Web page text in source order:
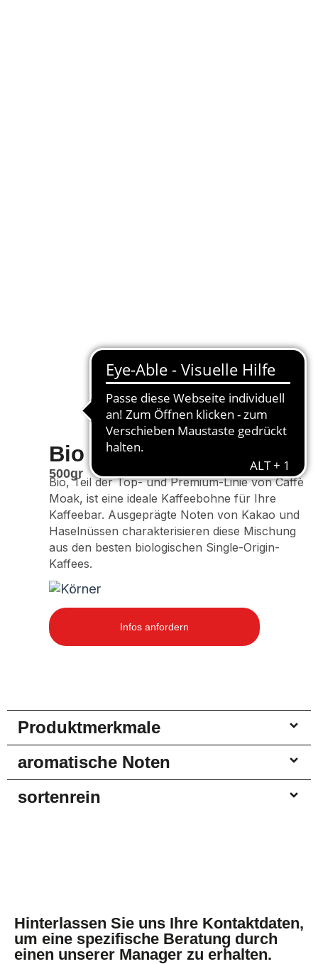
Bio Horeca Linie
500gr
Bio, Teil der Top- und Premium-Linie von Caffè
Moak, ist eine ideale Kaffeebohne für Ihre
Kaffeebar. Ausgeprägte Noten von Kakao und
Haselnüssen charakterisieren diese Mischung
aus den besten biologischen Single-Origin-
Kaffees.
Infos anfordern
Produktmerkmale
aromatische Noten
sortenrein
Hinterlassen Sie uns Ihre Kontaktdaten,
um eine spezifische Beratung durch
einen unserer Manager zu erhalten.